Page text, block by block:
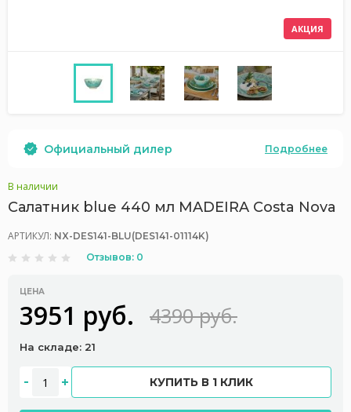
АКЦИЯ
Официальный дилер Подробнее
В наличии
Салатник blue 440 мл MADEIRA Costa Nova
АРТИКУЛ: NX-DES141-BLU(DES141-01114K)
Отзывов: 0
ЦЕНА
3951 руб. 4390 руб.
На складе: 21
КУПИТЬ В 1 КЛИК